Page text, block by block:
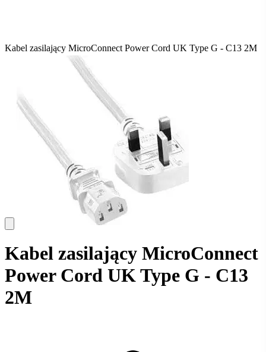
Kabel zasilający MicroConnect Power Cord UK Type G - C13 2M
Kabel zasilający MicroConnect
Power Cord UK Type G - C13
2M